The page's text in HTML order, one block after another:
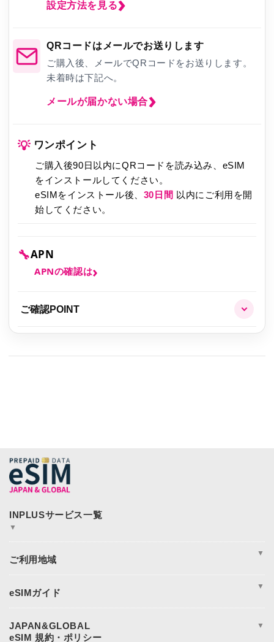
設定方法を見る
QRコードはメールでお送りします
ご購入後、メールでQRコードをお送りします。
未着時は下記へ。
メールが届かない場合
💡 ワンポイント
ご購入後90日以内にQRコードを読み込み、eSIM
をインストールしてください。
eSIMをインストール後、 30日間 以内にご利用を開
始してください。
🔧APN
APNの確認は
ご確認POINT
▼
365plusWi-Fi
▼
アメリカ
日本eSIM
中東・アフリカ地域
▼
eSIM対応端末一覧
データ使用量の目安
JAPAN&GLOBAL
▼